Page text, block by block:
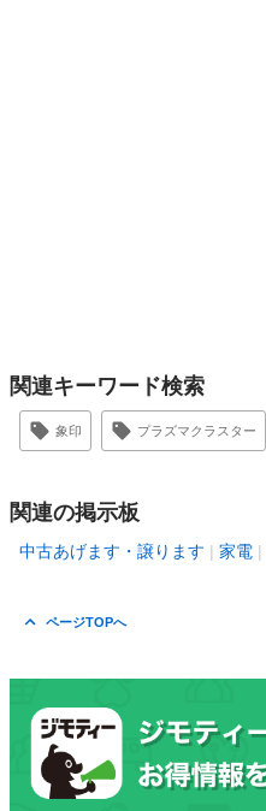
関連キーワード検索
象印 プラズマクラスター
関連の掲示板
中古あげます・譲ります 家電
ページTOPへ